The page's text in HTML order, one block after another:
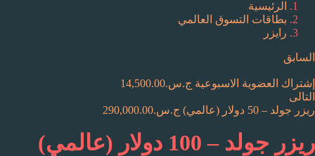
الرئيسية
بطاقات التسوق العالمي
رايزر
السابق
إشتراك العضوية الاسبوعية ج.س.14,500.00
التالى
ريزر جولد – 50 دولار (عالمي)
ج.س.290,000.00
ريزر جولد – 100 دولار (عالمي)